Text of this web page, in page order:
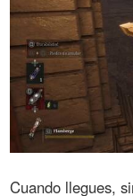
Cuando llegues,